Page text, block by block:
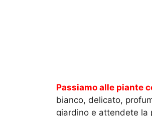
Passiamo alle piante
bianco, delicato,
giardino e attendete la